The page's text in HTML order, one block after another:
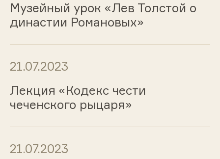
Музейный урок «Лев Толстой о
династии Романовых»
21.07.2023
Лекция «Кодекс чести
чеченского рыцаря»
21.07.2023